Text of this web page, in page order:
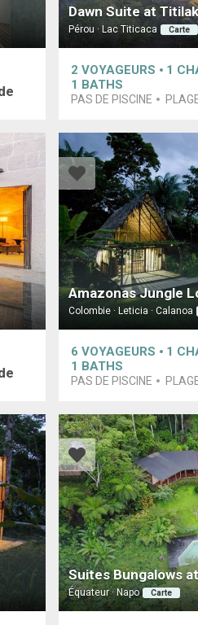
Dawn Suite at
Pérou · Lac Titicaca Carte
2VOYAGEURS 1
1 BATHS
PAS DE PISCINE
Amazonas Jungle
Colombie · Leticia · Calanoa
6VOYAGEURS 1
1 BATHS
PAS DE PISCINE
Suites Bungalows
Équateur · Napo Carte